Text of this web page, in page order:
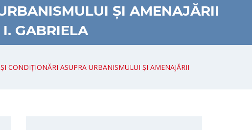
ȘI AMENAJĂRII
GABRIELA
CONDIȚIONĂRI ASUPRA URBANISMULUI ȘI AMENAJĂRII